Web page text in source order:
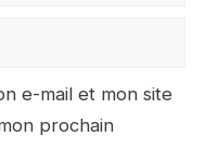
e-mail et mon site
prochain